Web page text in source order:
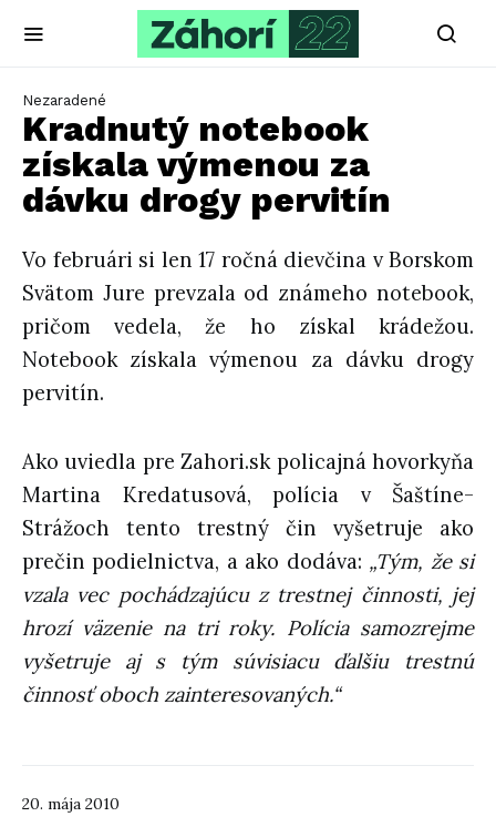
Nezaradené
Kradnutý notebook
získala výmenou za
dávku drogy pervitín
20. mája 2010
Vo februári si len 17 ročná dievčina v Borskom
Svätom Jure prevzala od známeho notebook,
pričom vedela, že ho získal krádežou.
Notebook získala výmenou za dávku drogy
pervitín.
Ako uviedla pre Zahori.sk policajná hovorkyňa
Martina Kredatusová, polícia v Šaštíne-
Strážoch tento trestný čin vyšetruje ako
prečin podielnictva, a ako dodáva: „Tým, že si
vzala vec pochádzajúcu z trestnej činnosti, jej
hrozí väzenie na tri roky. Polícia samozrejme
vyšetruje aj s tým súvisiacu ďalšiu trestnú
činnosť oboch zainteresovaných.“